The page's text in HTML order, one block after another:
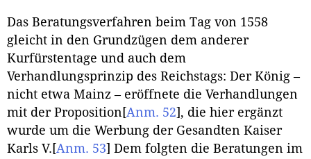
Das Beratungsverfahren beim Tag von 1558
gleicht in den Grundzügen dem anderer
Kurfürstentage und auch dem
Verhandlungsprinzip des Reichstags: Der König –
nicht etwa Mainz – eröffnete die Verhandlungen
mit der Proposition [Anm. 52] , die hier ergänzt
wurde um die Werbung der Gesandten Kaiser
Karls V. [Anm. 53] Dem folgten die Beratungen im